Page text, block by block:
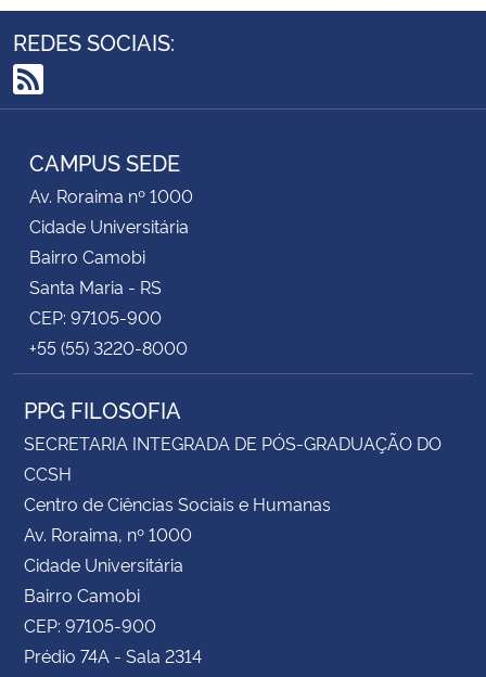
REDES SOCIAIS:
RSS
CAMPUS SEDE
Av. Roraima nº 1000
Cidade Universitária
Bairro Camobi
Santa Maria - RS
CEP: 97105-900
+55 (55) 3220-8000
PPG FILOSOFIA
SECRETARIA INTEGRADA DE PÓS-GRADUAÇÃO DO
CCSH
Centro de Ciências Sociais e Humanas
Av. Roraima, nº 1000
Cidade Universitária
Bairro Camobi
CEP: 97105-900
Prédio 74A - Sala 2314